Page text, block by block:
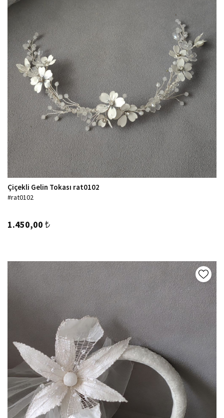
Çiçekli Gelin Tokası rat0102
#rat0102
1.450,00